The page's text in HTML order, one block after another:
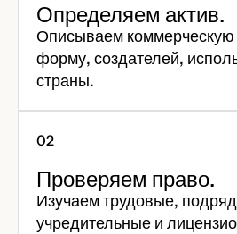
Определяем актив.
Описываем коммерческую
форму, создателей,
страны.
Проверяем право.
Изучаем трудовые,
учредительные и